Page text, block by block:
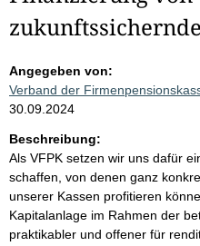
Angegeben von:
Verband der
30.09.2024
Beschreibung:
Als VFPK setzen wir uns dafür
schaffen, von denen ganz
unserer Kassen profitieren
Kapitalanlage im Rahmen der
praktikabler und offener für